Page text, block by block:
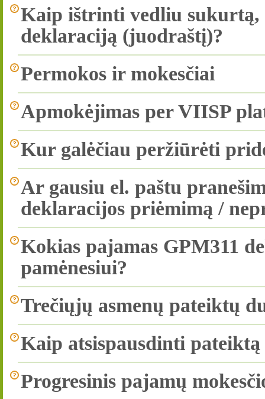
Kaip ištrinti vedliu sukurtą,
deklaraciją (juodraštį)?
Permokos ir mokesčiai
Apmokėjimas per VIISP
Kur galėčiau peržiūrėti
Ar gausiu el. paštu
deklaracijos priėmimą /
Kokias pajamas GPM311
pamėnesiui?
Trečiųjų asmenų pateiktų
Kaip atsispausdinti
Progresinis pajamų